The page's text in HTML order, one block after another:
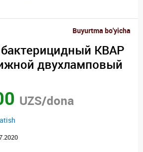
Buyurtma bo'yicha
бактерицидный КВАР
двухламповый
UZS/dona